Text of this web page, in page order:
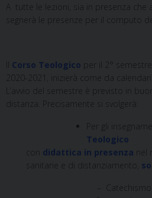
A tutte le lezioni, sia in presenza che
segnerà le presenze per il computo
Corso Teologico per il 2°
2020-2021, inizierà come da
L’avvio del semestre è previsto in
distanza. Precisamente si svolgerà:
Per gli
Teologico
con didattica in presenza nel
sanitarie e di distanziamento,
–